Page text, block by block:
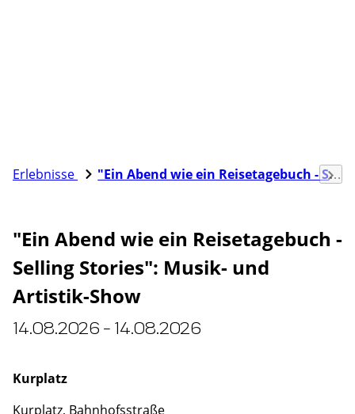
Erlebnisse "Ein Abend wie ein Reisetagebuch - Selling Stories": Musik- und Artistik-Show
"Ein Abend wie ein Reisetagebuch -
Selling Stories": Musik- und
Artistik-Show
14.08.2026 - 14.08.2026
Kurplatz
Kurplatz, Bahnhofsstraße